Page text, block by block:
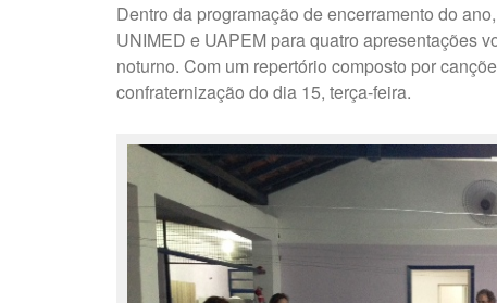
Dentro da programação de encerramento do
UNIMED e UAPEM para quatro apresentações
noturno. Com um repertório composto por
confraternização do dia 15, terça-feira.